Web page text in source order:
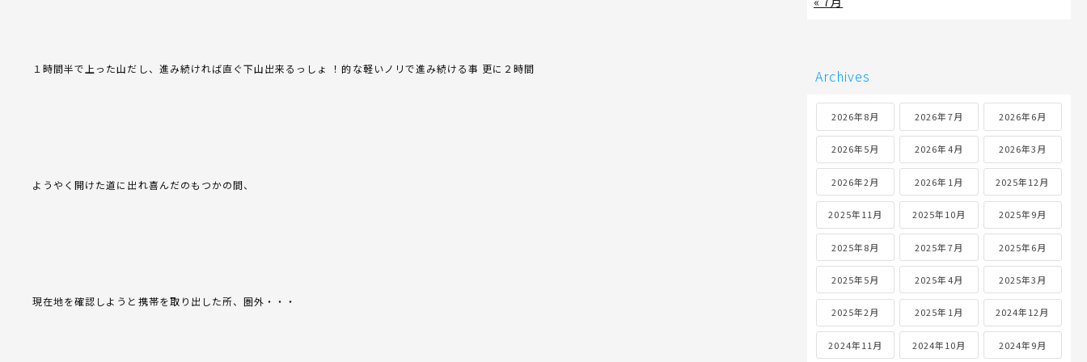
１時間半で上った山だし、進み続ければ直ぐ下山出来るっしょ ！的な軽いノリで進み続ける事 更に２時間
ようやく開けた道に出れ喜んだのもつかの間、
現在地を確認しようと携帯を取り出した所、圏外・・・
Archives
2026年8月 2026年7月 2026年6月
2026年5月 2026年4月 2026年3月
2026年2月 2026年1月 2025年12月
2025年11月 2025年10月 2025年9月
2025年8月 2025年7月 2025年6月
2025年5月 2025年4月 2025年3月
2025年2月 2025年1月 2024年12月
2024年11月 2024年10月 2024年9月